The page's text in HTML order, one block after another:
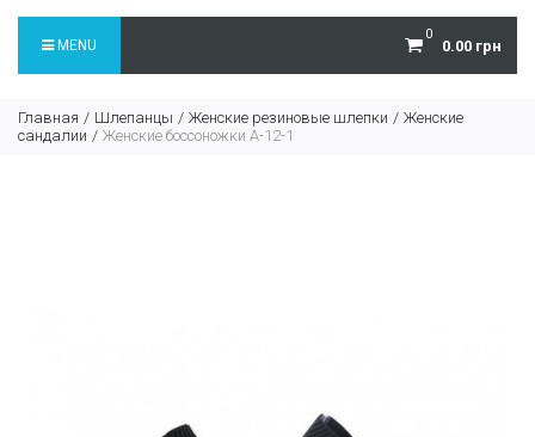
0
0.00 грн
MENU
Главная Шлепанцы Женские резиновые шлепки
Женские
сандалии
Женские боссоножки A-12-1